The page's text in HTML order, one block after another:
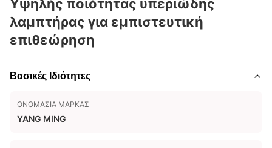
Υψηλής ποιότητας υπεριώδης
λαμπτήρας για εμπιστευτική
επιθεώρηση
Βασικές Ιδιότητες
ΟΝΟΜΑΣΊΑ ΜΆΡΚΑΣ
YANG MING